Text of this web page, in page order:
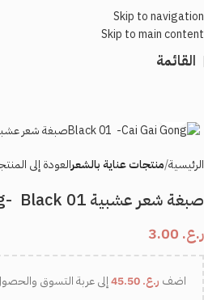
Skip to navigation
Skip to main content
القائمة
الرئيسية منتجات عناية بالشعرالعودة إلى
صبغة شعر عشبية ‏Black 01 ‏ -Cai Gai Gong
ر.ع.
اضف ر.ع. إلى عربة التسوق